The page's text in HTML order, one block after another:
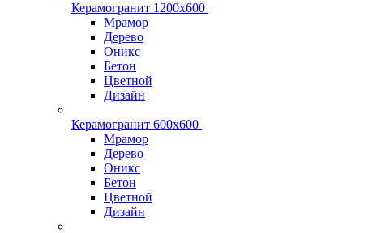
Керамогранит 1200х600
Мрамор
Дерево
Оникс
Бетон
Цветной
Дизайн
Керамогранит 600х600
Мрамор
Дерево
Оникс
Бетон
Цветной
Дизайн